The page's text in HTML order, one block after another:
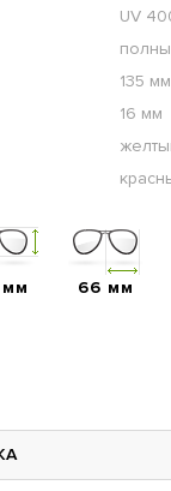
UV
135 мм
16 мм
66 мм